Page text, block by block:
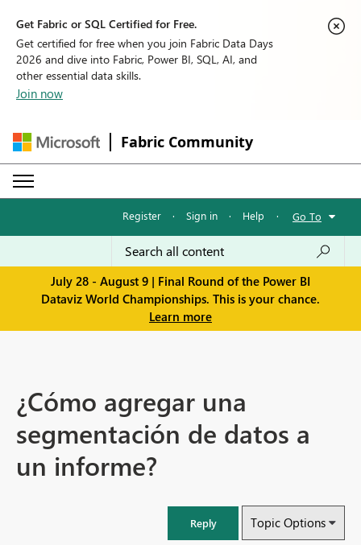
Get Fabric or SQL Certified for Free.
Get certified for free when you join Fabric Data Days
2026 and dive into Fabric, Power BI, SQL, AI, and
other essential data skills.
Join now
Fabric Community
Register · Sign in · Help · Go To
July 28 - August 9 | Final Round of the Power BI
Dataviz World Championships. This is your chance.
Learn more
¿Cómo agregar una
segmentación de datos a
un informe?
Reply Topic Options